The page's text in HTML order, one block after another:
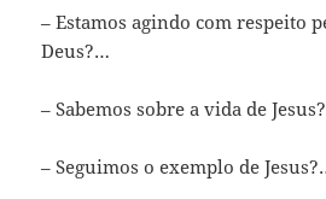
– Estamos agindo com respeito
Deus?…
– Sabemos sobre a vida de
– Seguimos o exemplo de